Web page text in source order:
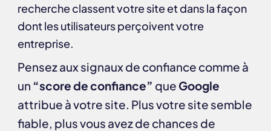
recherche classent votre site et dans la façon
dont les utilisateurs perçoivent votre
entreprise.
Pensez aux signaux de confiance comme à
un “score de confiance” que Google
attribue à votre site. Plus votre site semble
fiable, plus vous avez de chances de